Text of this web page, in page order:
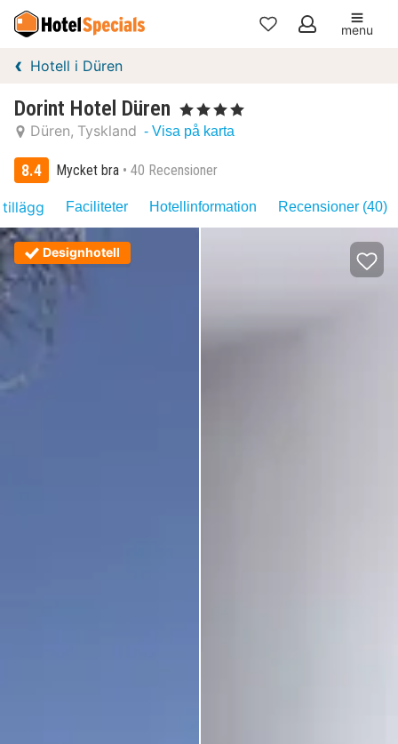
Mina
menu
Hotell i Düren
Dorint Hotel Düren , 4 Stjärnor
Düren Tyskland - Visa på karta
8.4 Mycket bra 40 Recensioner
Faciliteter Hotellinformation Recensioner (40)
Designhotell